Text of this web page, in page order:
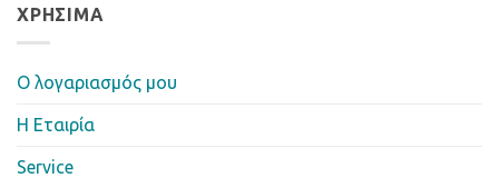
ΧΡΉΣΙΜΑ
Ο λογαριασμός μου
Η Eταιρία
Service